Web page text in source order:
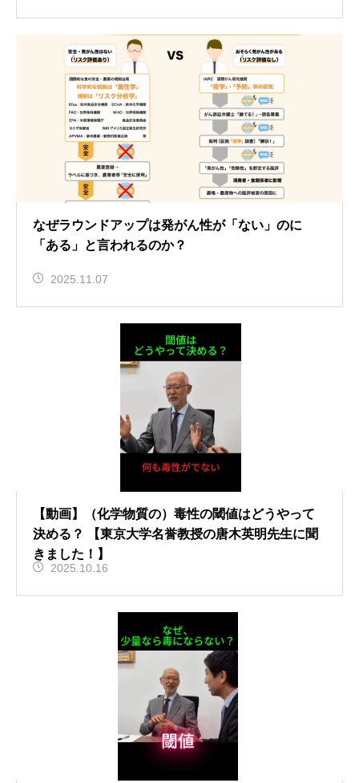
なぜラウンドアップは発がん性が「ない」のに
「ある」と言われるのか？
2025.11.07
【動画】（化学物質の）毒性の閾値はどうやって
決める？ 【東京大学名誉教授の唐木英明先生に聞
きました！】
2025.10.16